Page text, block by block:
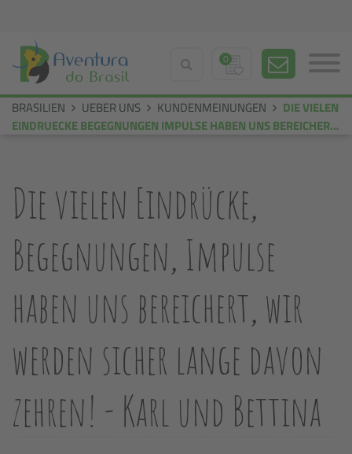
0
BRASILIEN UEBER UNS KUNDENMEINUNGEN
DIE VIELEN
EINDRUECKE BEGEGNUNGEN IMPULSE HABEN UNS BEREICHERT
Die vielen Eindrücke,
Begegnungen, Impulse
haben uns bereichert, wir
werden sicher lange davon
zehren! - Karl und Bettina